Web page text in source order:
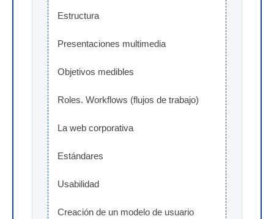
Estructura
Presentaciones multimedia
Objetivos medibles
Roles. Workflows (flujos de trabajo)
La web corporativa
Estándares
Usabilidad
Creación de un modelo de usuario